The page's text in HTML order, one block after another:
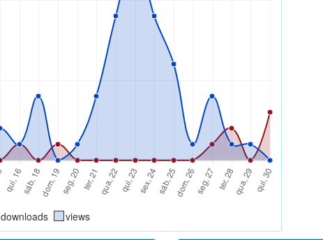
downloads views